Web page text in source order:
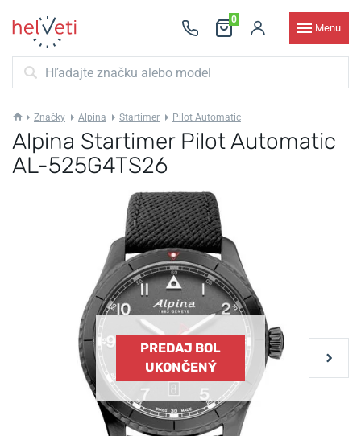
0
Menu
Značky Alpina Startimer Pilot Automatic
Alpina Startimer Pilot Automatic
AL-525G4TS26
PREDAJ BOL
UKONČENÝ